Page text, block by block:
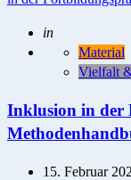
Geschrieben
in
Material
Vielfalt
Inklusion in der
15. Februar